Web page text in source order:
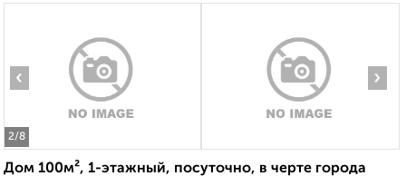
2/8
‹ ›
Дом 100м², 1-этажный, посуточно, в черте города